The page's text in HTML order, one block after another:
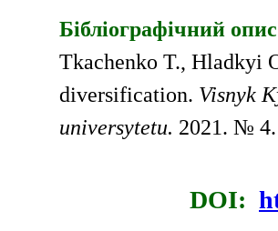
Бібліографічний
Tkachenko T., Hladkyi
diversification. Visnyk
universytetu. 2021. №
DOI: